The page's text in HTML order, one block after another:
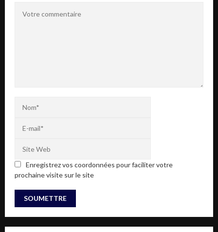
Enregistrez vos coordonnées pour faciliter votre
prochaine visite sur le site